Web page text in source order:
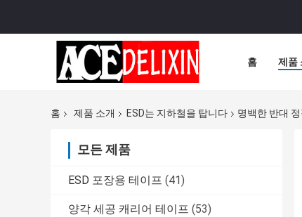
홈 제품
홈 제품 소개 ESD는 지하철을 탑니다 명백한 반대
모든 제품
ESD 포장용 테이프 (41)
양각 세공 캐리어 테이프 (53)